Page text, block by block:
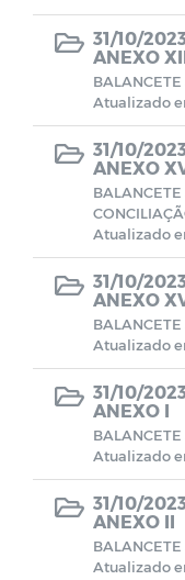
31/10/
ANEXO
Atualizado
31/10/
ANEXO
Atualizado
31/10/
ANEXO
Atualizado
31/10/
ANEXO I
Atualizado
31/10/
ANEXO II
Atualizado